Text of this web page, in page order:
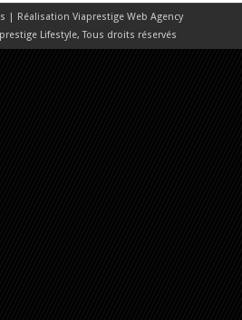
| Réalisation Viaprestige Web Agency
Lifestyle, Tous droits réservés